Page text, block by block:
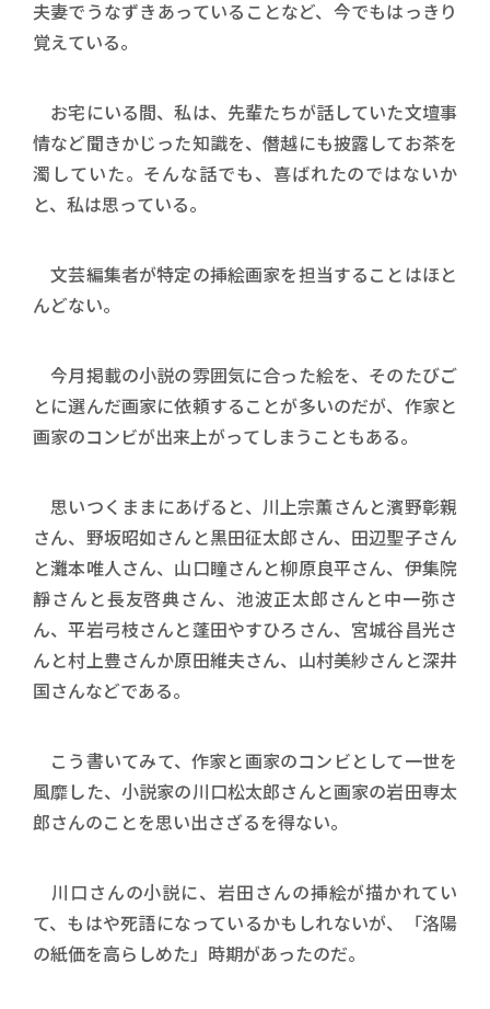
夫妻でうなずきあっていることなど、今でもはっきり
覚えている。
お宅にいる間、私は、先輩たちが話していた文壇事
情など聞きかじった知識を、僭越にも披露してお茶を
濁していた。そんな話でも、喜ばれたのではないか
と、私は思っている。
文芸編集者が特定の挿絵画家を担当することはほと
んどない。
今月掲載の小説の雰囲気に合った絵を、そのたびご
とに選んだ画家に依頼することが多いのだが、作家と
画家のコンビが出来上がってしまうこともある。
思いつくままにあげると、川上宗薫さんと濱野彰親
さん、野坂昭如さんと黒田征太郎さん、田辺聖子さん
と灘本唯人さん、山口瞳さんと柳原良平さん、伊集院
靜さんと長友啓典さん、池波正太郎さんと中一弥さ
ん、平岩弓枝さんと蓬田やすひろさん、宮城谷昌光さ
んと村上豊さんか原田維夫さん、山村美紗さんと深井
国さんなどである。
こう書いてみて、作家と画家のコンビとして一世を
風靡した、小説家の川口松太郎さんと画家の岩田専太
郎さんのことを思い出さざるを得ない。
川口さんの小説に、岩田さんの挿絵が描かれてい
て、もはや死語になっているかもしれないが、「洛陽
の紙価を高らしめた」時期があったのだ。